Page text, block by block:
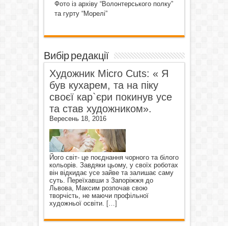
Фото із архіву “Волонтерського полку”
та гурту “Морелі”
Вибір редакції
Художник Micro Cuts: « Я
був кухарем, та на піку
своєї кар`єри покинув усе
та став художником».
Вересень 18, 2016
Його світ- це поєднання чорного та білого
кольорів. Завдяки цьому, у своїх роботах
він відкидає усе зайве та залишає саму
суть. Переїхавши з Запоріжжя до
Львова, Максим розпочав свою
творчість, не маючи профільної
художньої освіти. […]